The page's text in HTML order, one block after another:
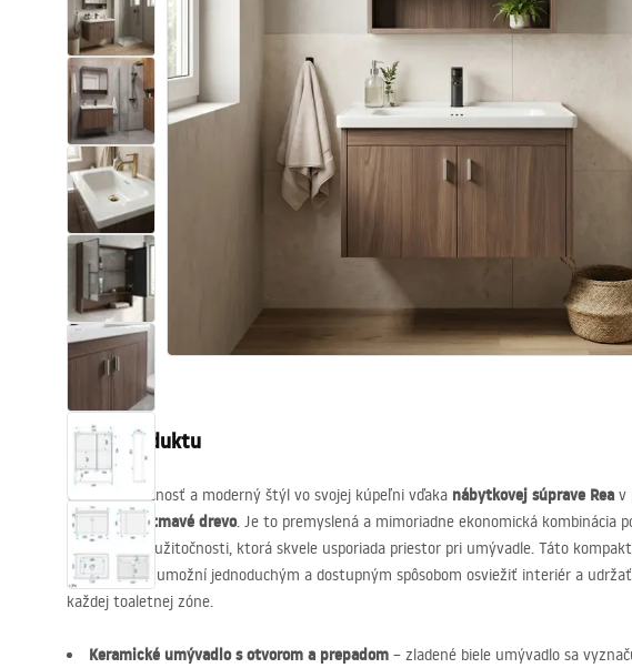
Sanitárna keramika
Umývadlá
Vaňa so zástenou
Batérie
Kuchyňa
Kúpeľňové doplnky a nábytok
Popis produktu
Oceňte funkčnosť a moderný štýl vo svojej kúpeľni vďaka nábytkovej súprave Rea v
imitujúcom tmavé drevo. Je to premyslená a mimoriadne ekonomická kombinácia
každodennej užitočnosti, ktorá skvele usporiada priestor pri umývadle. Táto
súprava vám umožní jednoduchým a dostupným spôsobom osviežiť interiér a
každej toaletnej zóne.
Keramické umývadlo s otvorom a prepadom – zladené biele umývadlo sa